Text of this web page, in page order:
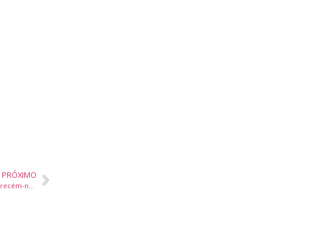
PRÓXIMO
Santa Catarina sanciona leis de saúde que ampliam exames em recém-nascidos e garantem mais transparência médica